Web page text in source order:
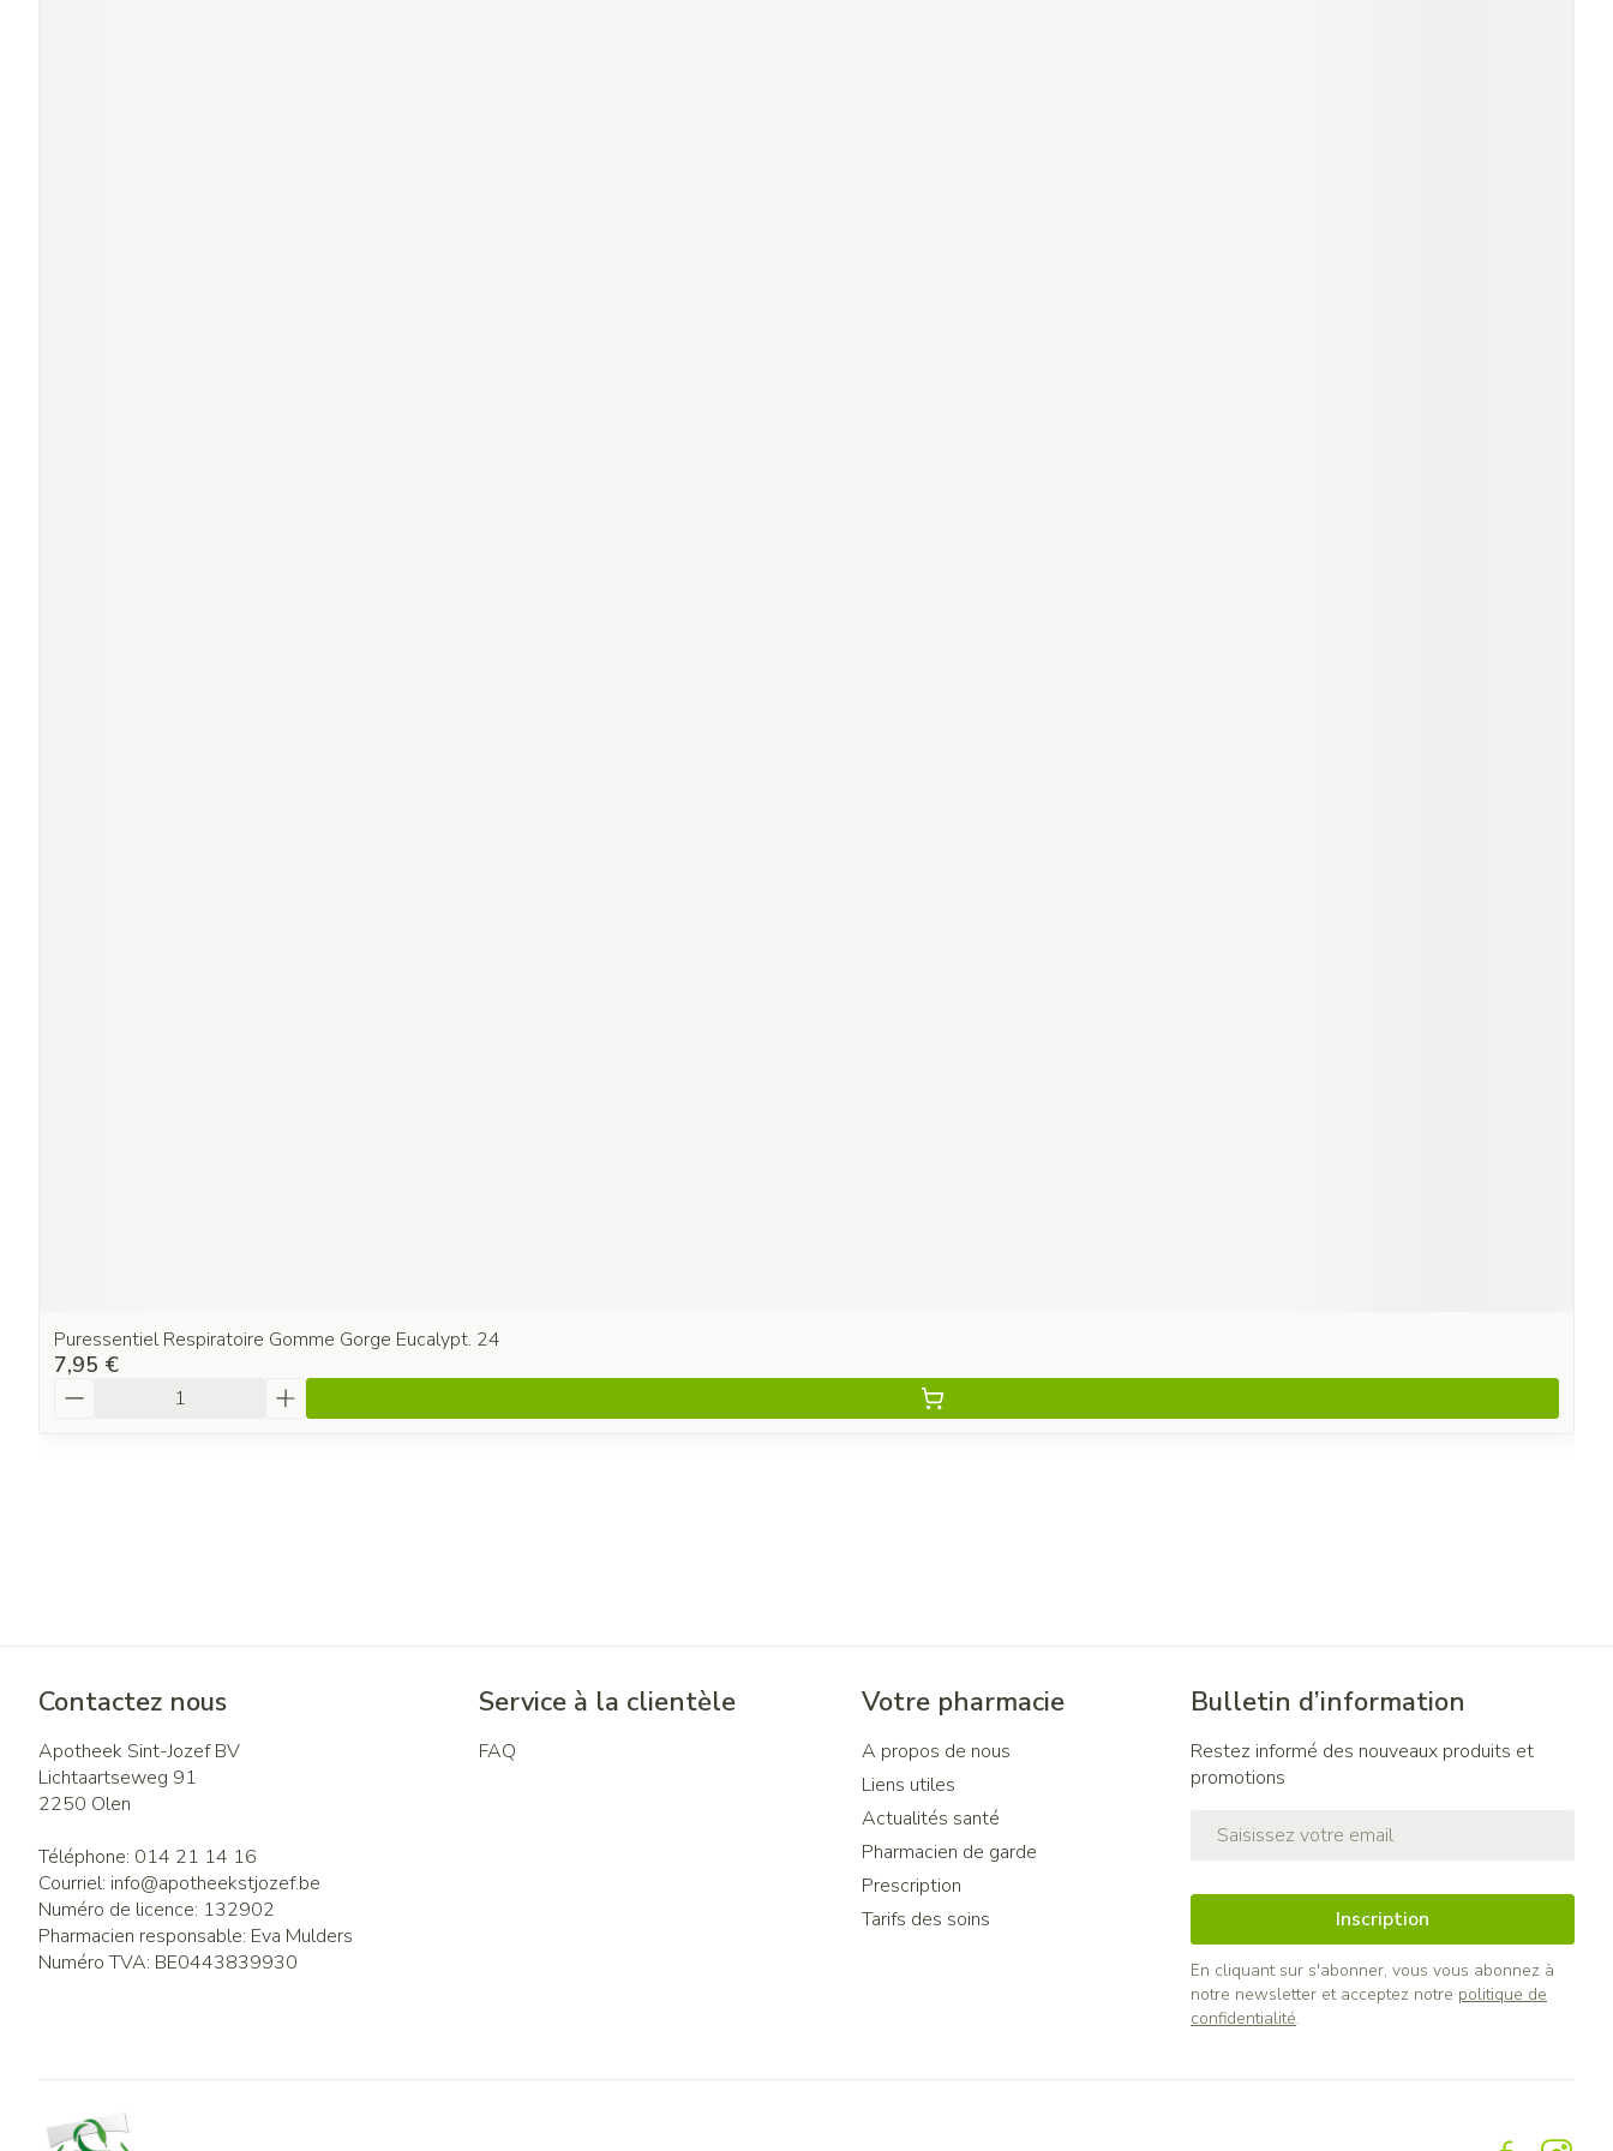
Puressentiel Respiratoire Gomme Gorge Eucalypt. 24
7,95 €
Contactez nous
Apotheek Sint-Jozef BV
Lichtaartseweg 91
2250 Olen
Téléphone: 014 21 14 16
Courriel: info@apotheekstjozef.be
Numéro de licence: 132902
Pharmacien responsable: Eva Mulders
Numéro TVA: BE0443839930
Service à la clientèle
FAQ
Votre pharmacie
A propos de nous
Liens utiles
Actualités santé
Pharmacien de garde
Prescription
Tarifs des soins
Bulletin d’information
Restez informé des nouveaux produits et
promotions
Inscription
En cliquant sur s'abonner, vous vous abonnez à
notre newsletter et acceptez notre politique de
confidentialité.